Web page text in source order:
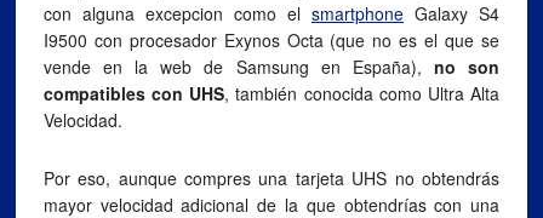
con alguna excepcion como elsmartphone Galaxy S4
I9500 con procesador Exynos Octa (que no es el que se
vende en la web de Samsung en España),no son
compatibles con UHS, también conocida como Ultra Alta
Velocidad.
Por eso, aunque compres una tarjeta UHS no obtendrás
mayor velocidad adicional de la que obtendrías con una